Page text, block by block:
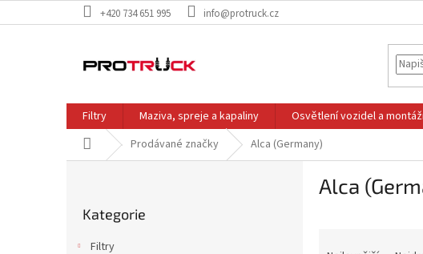
na
+420 734 651 995 info@protruck.cz
Filtry Maziva, spreje a kapaliny Osvětlení vozidel a
Domů Prodávané značky Alca (Germany)
kategorie
Kategorie
Filtry
Alca